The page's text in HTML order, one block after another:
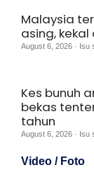
Malaysia
asing,
August 6, 2026 · Isu
Kes bunuh
bekas
tahun
August 6, 2026 · Isu
Video / Foto